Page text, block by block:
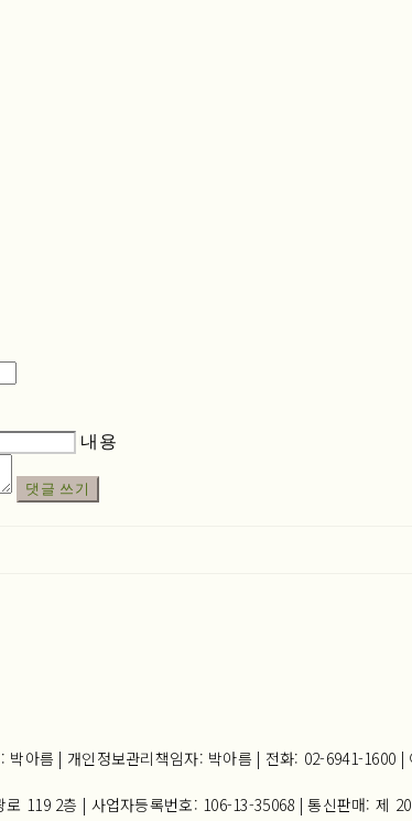
내용
댓글 쓰기
박아름 | 개인정보관리책임자: 박아름 | 전화: 02-6941-1600
119 2층 | 사업자등록번호: 106-13-35068 | 통신판매: 제